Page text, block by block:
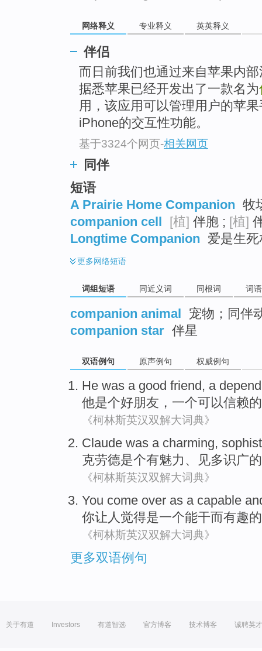
网络释义 专业释义 英英释义
伴侣
而日前我们也通过来自苹果内
据悉苹果已经开发出了一款名为
用，该应用可以管理用户的苹
iPhone的交互性功能。
基于3324个网页-相关网页
同伴
短语
A Prairie Home Companion 牧
companion cell [植] 伴胞 ; [植]
Longtime Companion 爱是生
更多网络短语
词组短语 同近义词 同根词 词
companion animal 宠物；同伴
companion star 伴星
双语例句 原声例句 权威例句
He was a good friend , a
他是个好朋友 ， 一个可以信赖
《柯林斯英汉双解大词典》
Claude was a charming,
克劳德是个有魅力 、 见多识广的
《柯林斯英汉双解大词典》
You come over as a capable
你让人觉得是一个能干而有趣的
《柯林斯英汉双解大词典》
更多双语例句
关于有道 Investors 有道智选 官方博客 技术博客 诚聘英才